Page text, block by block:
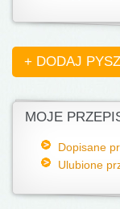
+ DODAJ
MOJE
Dopisane
Ulubione